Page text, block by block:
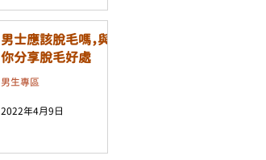
男士應該脫毛嗎，與
你分享脫毛好處
男生專區
2022年4月9日